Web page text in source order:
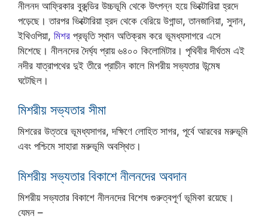
নীলনদ আফ্রিকার বুরুন্ডির উচ্চভূমি থেকে উৎপন্ন হয়ে ভিক্টোরিয়া হ্রদে
পড়েছে। তারপর ভিক্টোরিয়া হ্রদ থেকে বেরিয়ে উগান্ডা, তানজানিয়া, সুদান,
ইথিওপিয়া, মিশর প্রভৃতি স্থান অতিক্রম করে ভূমধ্যসাগরে এসে
মিশেছে। নীলনদের দৈর্ঘ্য প্রায় ৬৪০০ কিলোমিটার। পৃথিবীর দীর্ঘতম এই
নদীর যাত্রাপথের দুই তীরে প্রাচীন কালে মিশরীয় সভ্যতার উন্মেষ
ঘটেছিল।
মিশরীয় সভ্যতার সীমা
মিশরের উত্তরে ভূমধ্যসাগর, দক্ষিণে লোহিত সাগর, পূর্বে আরবের মরুভূমি
এবং পশ্চিমে সাহারা মরুভূমি অবস্থিত।
মিশরীয় সভ্যতার বিকাশে নীলনদের অবদান
মিশরীয় সভ্যতার বিকাশে নীলনদের বিশেষ গুরুত্বপূর্ণ ভূমিকা রয়েছে।
যেমন –